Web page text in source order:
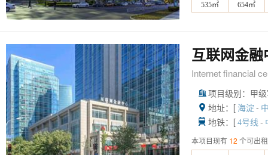
535㎡ 654㎡
互联网金融
Internet financial
 项目级别：甲
 地址：[ 海淀 -
 地铁：[ 4号线 -
本项目现有 12 个可出